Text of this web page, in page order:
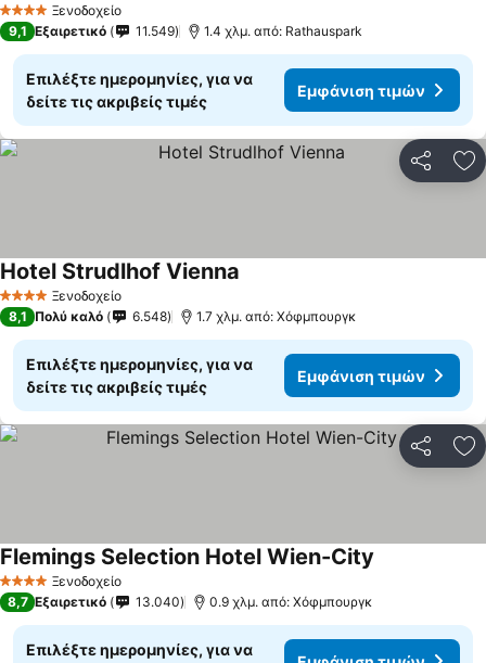
4 ΑστέριαΞενοδοχείο
9,1 Εξαιρετικό 11.549 1.4 χλμ. από: Rathauspark
Επιλέξτε ημερομηνίες, για να
δείτε τις ακριβείς τιμές
Εμφάνιση τιμών
4 ΑστέριαΞενοδοχείο
Hotel Strudlhof Vienna
8,1 Πολύ καλό 6.548 1.7 χλμ. από: Χόφμπουργκ
Επιλέξτε ημερομηνίες, για να
δείτε τις ακριβείς τιμές
Εμφάνιση τιμών
4 ΑστέριαΞενοδοχείο
Flemings Selection Hotel Wien-City
8,7 Εξαιρετικό 13.040 0.9 χλμ. από: Χόφμπουργκ
Επιλέξτε ημερομηνίες, για να